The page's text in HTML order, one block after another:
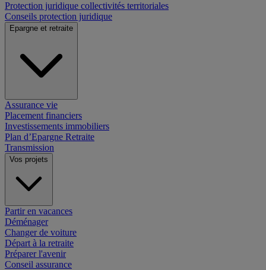
Protection juridique collectivités territoriales
Conseils protection juridique
Epargne et retraite
Assurance vie
Placement financiers
Investissements immobiliers
Plan d’Epargne Retraite
Transmission
Vos projets
Partir en vacances
Déménager
Changer de voiture
Départ à la retraite
Préparer l'avenir
Conseil assurance